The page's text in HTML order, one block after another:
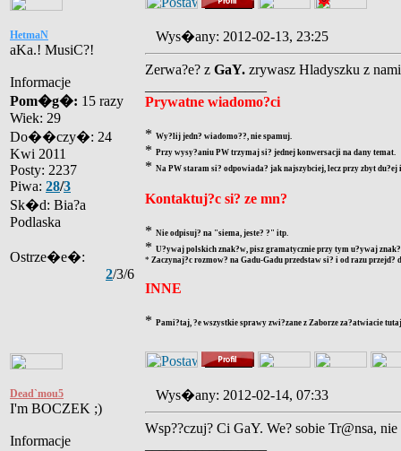
HetmaN
aKa.! MusiC?!
Informacje
Pom�g�: 15 razy
Wiek: 29
Do��czy�: 24
Kwi 2011
Posty: 2237
Piwa: 28/3
Sk�d: Bia?a
Podlaska
Ostrze�e�:
2/3/6
Wys�any: 2012-02-13, 23:25
Zerwa?e? z GaY. zrywasz Hladyszku z
Prywatne wiadomo?ci
* Wy?lij jedn? wiadomo??, nie spamuj.
* Przy wysy?aniu PW trzymaj si? jednej konwersacji na dany temat.
* Na PW staram si? odpowiada? jak najszybciej, lecz przy zbyt
Kontaktuj?c si? ze mn?
* Nie odpisuj? na "siema, jeste? ?" itp.
* U?ywaj polskich znak?w, pisz gramatycznie przy tym u?ywaj
* Zaczynaj?c rozmow? na Gadu-Gadu przedstaw si? i od razu przejd?
INNE
* Pami?taj, ?e wszystkie sprawy zwi?zane z Zaborze za?atwiacie
Dead`mou5
I'm BOCZEK ;)
Informacje
Wys�any: 2012-02-14, 07:33
Wsp??czuj? Ci GaY. We? sobie Tr@nsa, nie